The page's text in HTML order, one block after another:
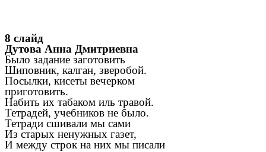
8 слайд
Дутова Анна Дмитриевна
Было задание заготовить
Шиповник, калган, зверобой.
Посылки, кисеты вечерком
приготовить.
Набить их табаком иль травой.
Тетрадей, учебников не было.
Тетради сшивали мы сами
Из старых ненужных газет,
И между строк на них мы писали